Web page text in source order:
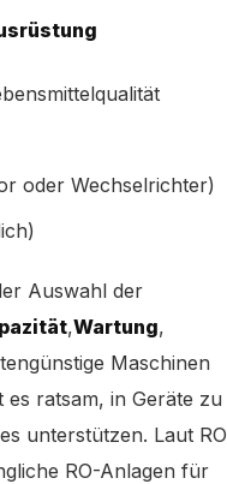
oder Wechselrichter)
Auswahl der
,Wartung,
Maschinen
ratsam, in Geräte zu
unterstützen. Laut RO
RO-Anlagen für